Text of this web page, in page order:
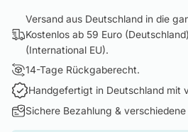
Versand aus Deutschland in die
Kostenlos ab 59 Euro
(International EU).
14-Tage Rückgaberecht.
Handgefertigt in Deutschland mit
Sichere Bezahlung &